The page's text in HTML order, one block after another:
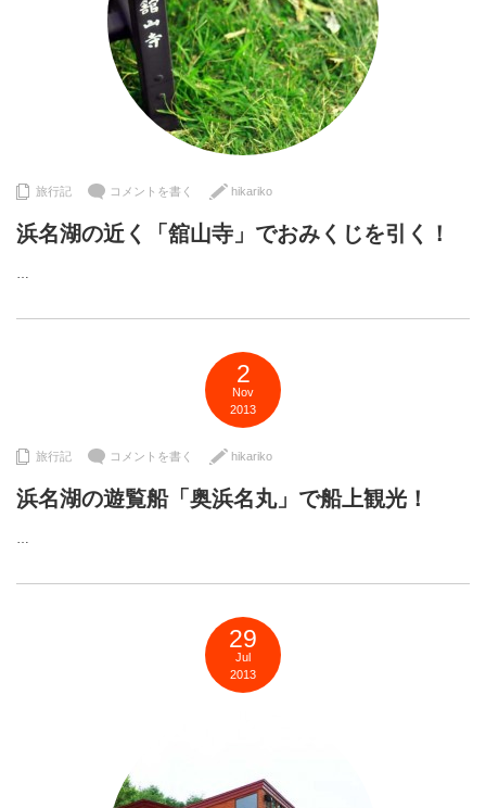
旅行記 コメントを書く hikariko
浜名湖の近く「舘山寺」でおみくじを引く！
…
2
Nov
2013
旅行記 コメントを書く hikariko
浜名湖の遊覧船「奥浜名丸」で船上観光！
…
29
Jul
2013